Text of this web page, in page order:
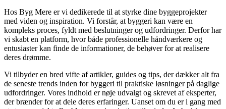
Hos Byg Mere er vi dedikerede til at styrke dine byggeprojekter
med viden og inspiration. Vi forstår, at byggeri kan være en
kompleks proces, fyldt med beslutninger og udfordringer. Derfor har
vi skabt en platform, hvor både professionelle håndværkere og
entusiaster kan finde de informationer, de behøver for at realisere
deres drømme.
Vi tilbyder en bred vifte af artikler, guides og tips, der dækker alt fra
de seneste trends inden for byggeri til praktiske løsninger på daglige
udfordringer. Vores indhold er nøje udvalgt og skrevet af eksperter,
der brænder for at dele deres erfaringer. Uanset om du er i gang med